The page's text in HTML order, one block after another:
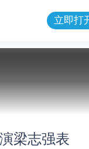
立即打
梁志强表